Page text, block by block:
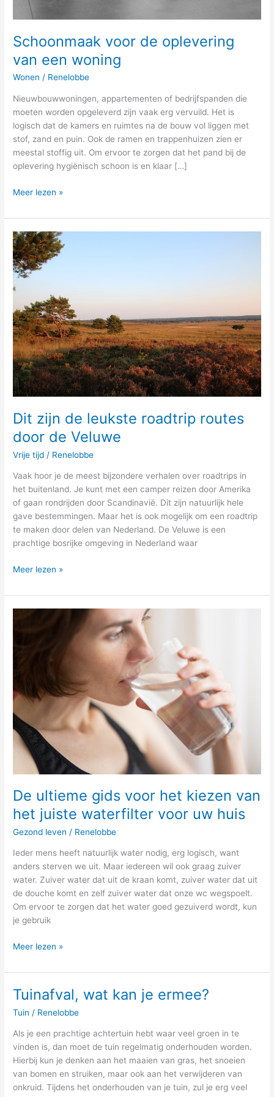
Schoonmaak voor de oplevering
van een woning
Wonen / Renelobbe
Nieuwbouwwoningen, appartementen of bedrijfspanden die
moeten worden opgeleverd zijn vaak erg vervuild. Het is
logisch dat de kamers en ruimtes na de bouw vol liggen met
stof, zand en puin. Ook de ramen en trappenhuizen zien er
meestal stoffig uit. Om ervoor te zorgen dat het pand bij de
oplevering hygiënisch schoon is en klaar […]
Meer lezen »
Dit zijn de leukste roadtrip routes
door de Veluwe
Vrije tijd / Renelobbe
Vaak hoor je de meest bijzondere verhalen over roadtrips in
het buitenland. Je kunt met een camper reizen door Amerika
of gaan rondrijden door Scandinavië. Dit zijn natuurlijk hele
gave bestemmingen. Maar het is ook mogelijk om een roadtrip
te maken door delen van Nederland. De Veluwe is een
prachtige bosrijke omgeving in Nederland waar
Dit
zijn
de
leukste
roadtrip
routes
door
de
Veluwe
Meer lezen »
De ultieme gids voor het kiezen van
het juiste waterfilter voor uw huis
Gezond leven / Renelobbe
Ieder mens heeft natuurlijk water nodig, erg logisch, want
anders sterven we uit. Maar iedereen wil ook graag zuiver
water. Zuiver water dat uit de kraan komt, zuiver water dat uit
de douche komt en zelf zuiver water dat onze wc wegspoelt.
Om ervoor te zorgen dat het water goed gezuiverd wordt, kun
je gebruik
van
juiste
waterfilter
voor
huis
Meer lezen »
Tuinafval, wat kan je ermee?
Tuin / Renelobbe
Als je een prachtige achtertuin hebt waar veel groen in te
vinden is, dan moet de tuin regelmatig onderhouden worden.
Hierbij kun je denken aan het maaien van gras, het snoeien
van bomen en struiken, maar ook aan het verwijderen van
onkruid. Tijdens het onderhouden van je tuin, zul je erg veel
Tuinafval,
kan
je
ermee?